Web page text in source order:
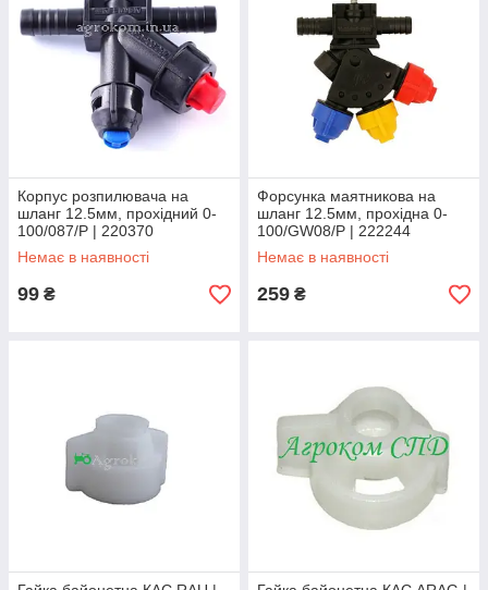
Корпус розпилювача на
шланг 12.5мм, прохідний 0-
100/087/P | 220370
AGROPLAST
Немає в наявності
99 ₴
Форсунка маятникова на
шланг 12.5мм, прохідна 0-
100/GW08/P | 222244
AGROPLAST
Немає в наявності
259 ₴